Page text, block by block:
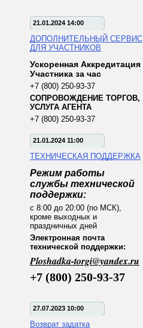
21.01.2024 14:00
ДОПОЛНИТЕЛЬНЫЙ СЕРВИС
ДЛЯ УЧАСТНИКОВ
Ускоренная Аккредитация
Участника за час
+7 (800) 250-93-37
СОПРОВОЖДЕНИЕ ТОРГОВ,
УСЛУГА АГЕНТА
+7 (800) 250-93-37
21.01.2024 11:00
ТЕХНИЧЕСКАЯ ПОДДЕРЖКА
Режим работы
службы технической
поддержки:
с 8:00 до 20:00 (по МСК),
кроме выходных и
праздничных дней
Электронная почта
технической поддержки:
Ploshadka-torgi@yandex.ru
+7 (800) 250-93-37
27.07.2023 10:00
Возврат задатка